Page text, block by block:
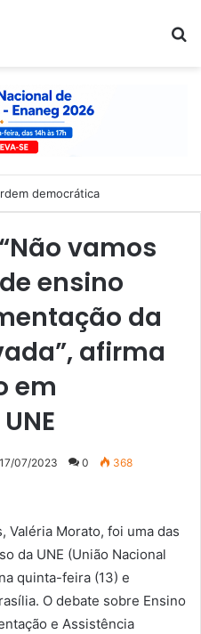
democrática
vamos
ensino
da
afirma
em
07/2023 0 368
Valéria Morato, foi uma das
da UNE (União Nacional
quinta-feira (13) e
O debate sobre Ensino
e Assistência